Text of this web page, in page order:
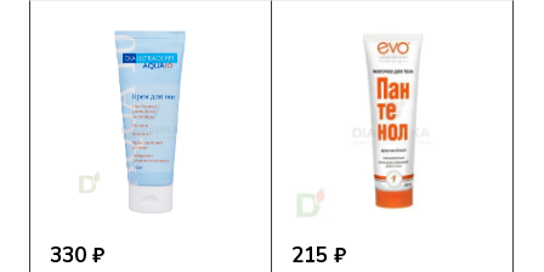
330 ₽ 215 ₽